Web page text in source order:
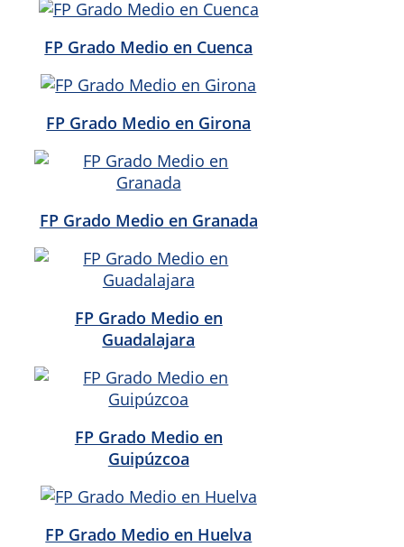
FP Grado Medio en Cuenca
FP Grado Medio en Girona
FP Grado Medio en Granada
FP Grado Medio en
Guadalajara
FP Grado Medio en
Guipúzcoa
FP Grado Medio en Huelva